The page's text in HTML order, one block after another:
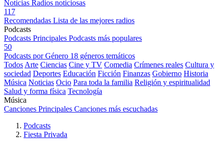
Noticias Radios noticiosas
117
Recomendadas Lista de las mejores radios
Podcasts
Podcasts Principales Podcasts más populares
50
Podcasts por Género 18 géneros temáticos
Todos Arte Ciencias Cine y TV Comedia Crímenes reales Cultura y
sociedad Deportes Educación Ficción Finanzas Gobierno Historia
Música Noticias Ocio Para toda la familia Religión y espiritualidad
Salud y forma física Tecnología
Música
Canciones Principales Canciones más escuchadas
Podcasts
Fiesta Privada